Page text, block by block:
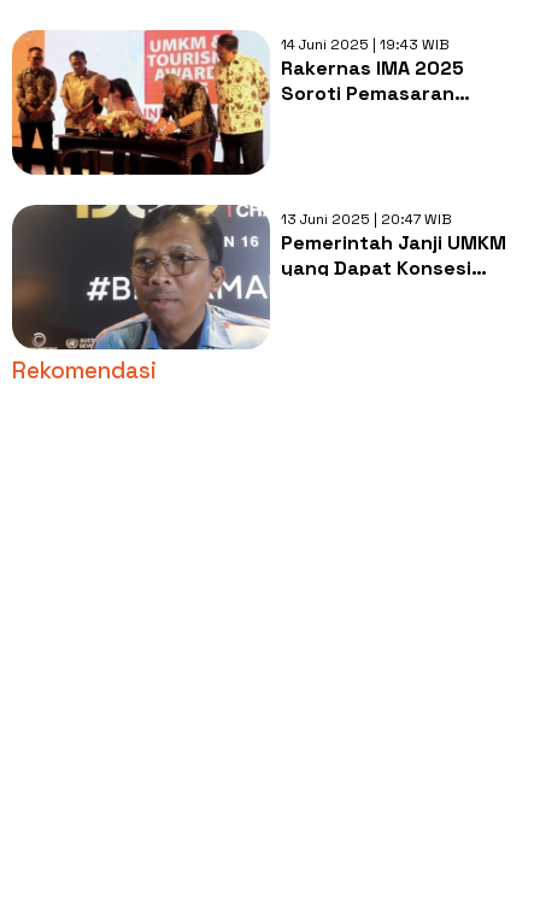
14 Juni 2025 | 19:43 WIB
Rakernas IMA 2025
Soroti Pemasaran
13 Juni 2025 | 20:47 WIB
Pemerintah Janji UMKM
yang Dapat Konsesi
Rekomendasi